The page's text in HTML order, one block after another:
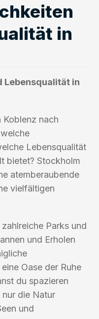
in
Lebensqualität in
Koblenz nach
Lebensqualität
bietet? Stockholm
atemberaubende
vielfältigen
Parks und
und Erholen
Oase der Ruhe
du spazieren
die Natur
und